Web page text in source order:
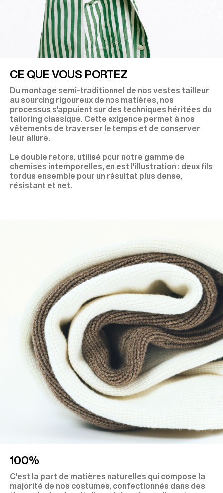
CE QUE VOUS PORTEZ
Du montage semi-traditionnel de nos vestes tailleur
au sourcing rigoureux de nos matières, nos
processus s'appuient sur des techniques héritées du
tailoring classique. Cette exigence permet à nos
vêtements de traverser le temps et de conserver
leur allure.
Le double retors, utilisé pour notre gamme de
chemises intemporelles, en est l'illustration : deux fils
tordus ensemble pour un résultat plus dense,
résistant et net.
100%
C'est la part de matières naturelles qui compose la
majorité de nos costumes, confectionnés dans des